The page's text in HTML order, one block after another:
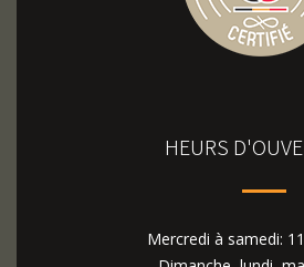
HEURS
Mercredi à samedi: